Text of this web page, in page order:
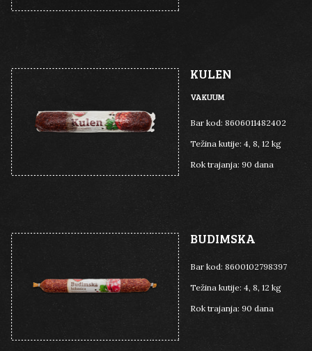
KULEN
VAKUUM
Bar kod: 8606011482402
Težina kutije: 4, 8, 12 kg
Rok trajanja: 90 dana
BUDIMSKA
Bar kod: 8600102798397
Težina kutije: 4, 8, 12 kg
Rok trajanja: 90 dana